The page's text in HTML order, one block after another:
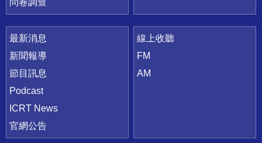
問卷調查
最新消息
新聞報導
節目訊息
Podcast
ICRT News
官網公告
線上收聽
FM
AM